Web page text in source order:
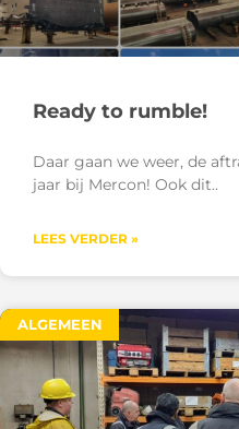
Ready to rumble!
Daar gaan we weer, de
jaar bij Mercon! Ook dit
LEES VERDER »
ALGEMEEN